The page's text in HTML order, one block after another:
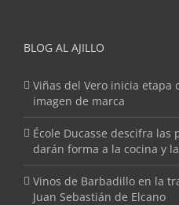
BLOG AL AJILLO
Viñas del Vero inicia etapa
imagen de marca
École Ducasse descifra
darán forma a la cocina y
Vinos de Barbadillo en la
Juan Sebastián de Elcano